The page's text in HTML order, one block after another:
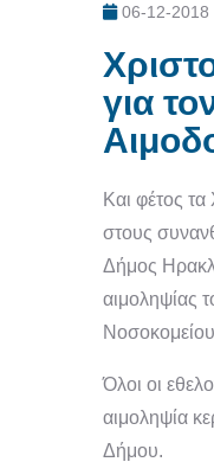
06-12-2018
για
Και φέτος
στους
Δήμος
αιμοληψίας
Όλοι οι
αιμοληψία
Δήμου.